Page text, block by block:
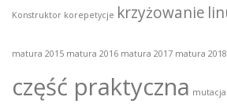
Konstruktor korepetycje krzyżowanie
matura 2015 matura 2016 matura 2017 matura 2018
część praktyczna mutacja